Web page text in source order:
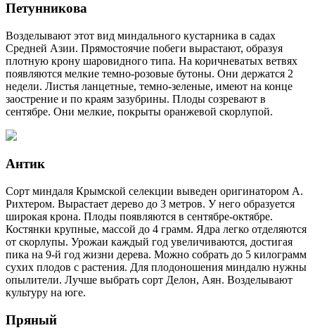
Петунникова
Возделывают этот вид миндального кустарника в садах
Средней Азии. Прямостоячие побеги вырастают, образуя
плотную крону шаровидного типа. На коричневатых ветвях
появляются мелкие темно-розовые бутоны. Они держатся 2
недели. Листья ланцетные, темно-зеленые, имеют на конце
заострение и по краям зазубрины. Плоды созревают в
сентябре. Они мелкие, покрыты оранжевой скорлупой.
Антик
Сорт миндаля Крымской селекции выведен оригинатором А.
Рихтером. Вырастает дерево до 3 метров. У него образуется
широкая крона. Плоды появляются в сентябре-октябре.
Костянки крупные, массой до 4 грамм. Ядра легко отделяются
от скорлупы. Урожаи каждый год увеличиваются, достигая
пика на 9-й год жизни дерева. Можно собрать до 5 килограмм
сухих плодов с растения. Для плодоношения миндалю нужны
опылители. Лучше выбрать сорт Делон, Аян. Возделывают
культуру на юге.
Пряный